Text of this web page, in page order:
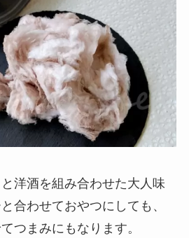
洋酒を組み合わせた大人味
合わせておやつにしても、
つまみにもなります。